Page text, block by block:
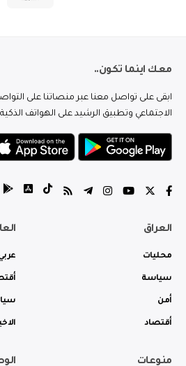
معك اينما تكون..
ابقى على تواصل معنا عبر منصاتنا على
الاجتماعي وتطبيق الرشيد على الهواتف
العراق
محليات
سياسة
أمن
أقتصاد
منوعات